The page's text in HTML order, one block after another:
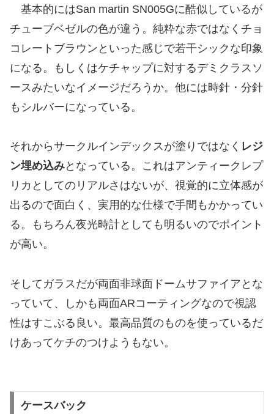
基本的にはSan martin SN005Gに酷似しているが
チューブベゼルの色が違う。純粋な赤ではなくチョ
コレートブラウンといった感じで若干シックな印象
になる。もしくはケチャップに対するデミクラスソ
ースみたいなイメージだろうか。他には時針・分針
もシルバーになっている。
それからサークルインデックスが塗りではなく レジ
ン埋め込みとなっている。これはアンティークレプ
リカとしてのリアルさはないが、視覚的に立体感が
出るので面白く、実用的な仕様で手間もかかってい
る。もちろん夜光時計としても明るいのでポイント
が高い。
そしてガラスだが両面非球面ドームサファイアとな
っていて、しかも両面ARコーティングなので視認
性はすこぶる良い。最高品質のものを使っているだ
けあってケチのつけようもない。
ケースバック